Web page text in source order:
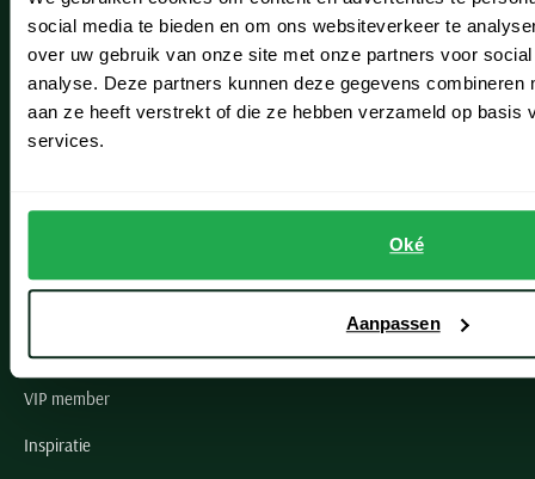
social media te bieden en om ons websiteverkeer te
over uw gebruik van onze site met onze partners voor
analyse. Deze partners kunnen deze gegevens combineren
aan ze heeft verstrekt of die ze hebben verzameld op basis
services.
Oké
Aanpassen
Lisse
Noordwijk
Oegstgeest
Paul & Shark specialist
VIP member
Inspiratie